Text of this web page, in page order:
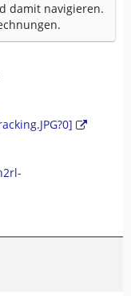
damit navigieren.